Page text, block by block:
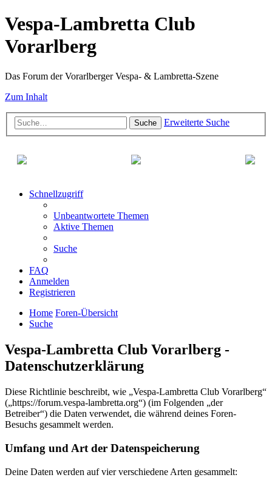
Vespa-Lambretta Club
Vorarlberg
Das Forum der Vorarlberger Vespa- & Lambretta-Szene
Zum Inhalt
Suche Erweiterte Suche
Schnellzugriff
Unbeantwortete Themen
Aktive Themen
Suche
FAQ
Anmelden
Registrieren
Home Foren-Übersicht
Suche
Vespa-Lambretta Club Vorarlberg -
Datenschutzerklärung
Diese Richtlinie beschreibt, wie „Vespa-Lambretta Club Vorarlberg“
(„https://forum.vespa-lambretta.org“) (im Folgenden „der
Betreiber“) die Daten verwendet, die während deines Foren-
Besuchs gesammelt werden.
Umfang und Art der Datenspeicherung
Deine Daten werden auf vier verschiedene Arten gesammelt: